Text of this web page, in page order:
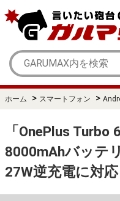
ホーム > スマートフォン >
「OnePlus Turbo
8000mAhバッテ
27W逆充電に対